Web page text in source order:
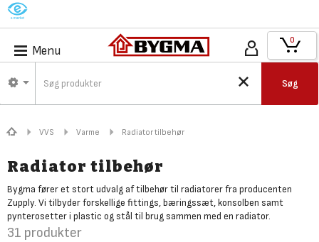
M
Menu
Søg
0
VVS Varme Radiator tilbehør
Radiator tilbehør
Bygma fører et stort udvalg af tilbehør til radiatorer fra producenten
Zupply. Vi tilbyder forskellige fittings, bæringssæt, konsolben samt
pynterosetter i plastic og stål til brug sammen med en radiator.
31 produkter